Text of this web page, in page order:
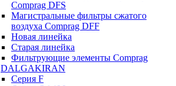
Comprag DFS
Магистральные фильтры сжатого
воздуха Comprag DFF
Новая линейка
Старая линейка
Фильтрующие элементы Comprag
DALGAKIRAN
Серия F